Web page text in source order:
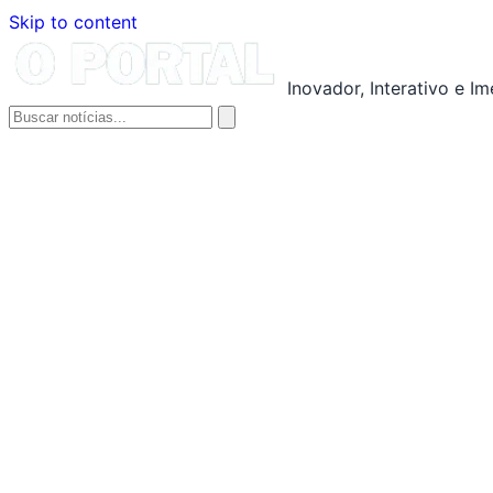
Skip to content
Inovador, Interativo e